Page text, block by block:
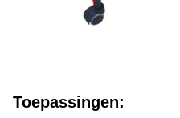
Toepassingen: